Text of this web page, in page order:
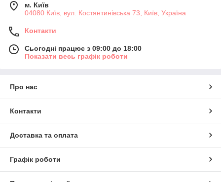
м. Київ
04080 Київ, вул. Костянтинівська 73, Київ, Україна
Контакти
Сьогодні працює з 09:00 до 18:00
Показати весь графік роботи
Про нас
Контакти
Доставка та оплата
Графік роботи